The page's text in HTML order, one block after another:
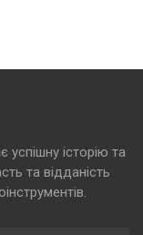
успішну історію та
та відданість